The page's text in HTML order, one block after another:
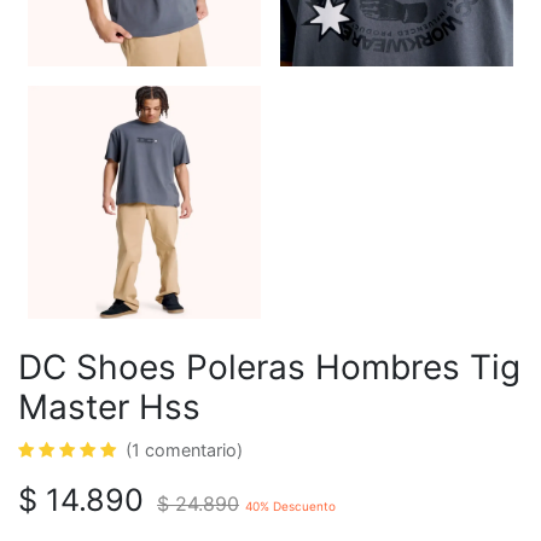
DC Shoes Poleras Hombres Tig
Master Hss
(1 comentario)
$ 14.890 $24.890 40% Descuento